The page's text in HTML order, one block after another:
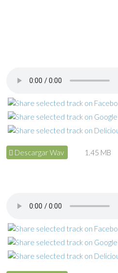
Descargar Wav 1.45 MB